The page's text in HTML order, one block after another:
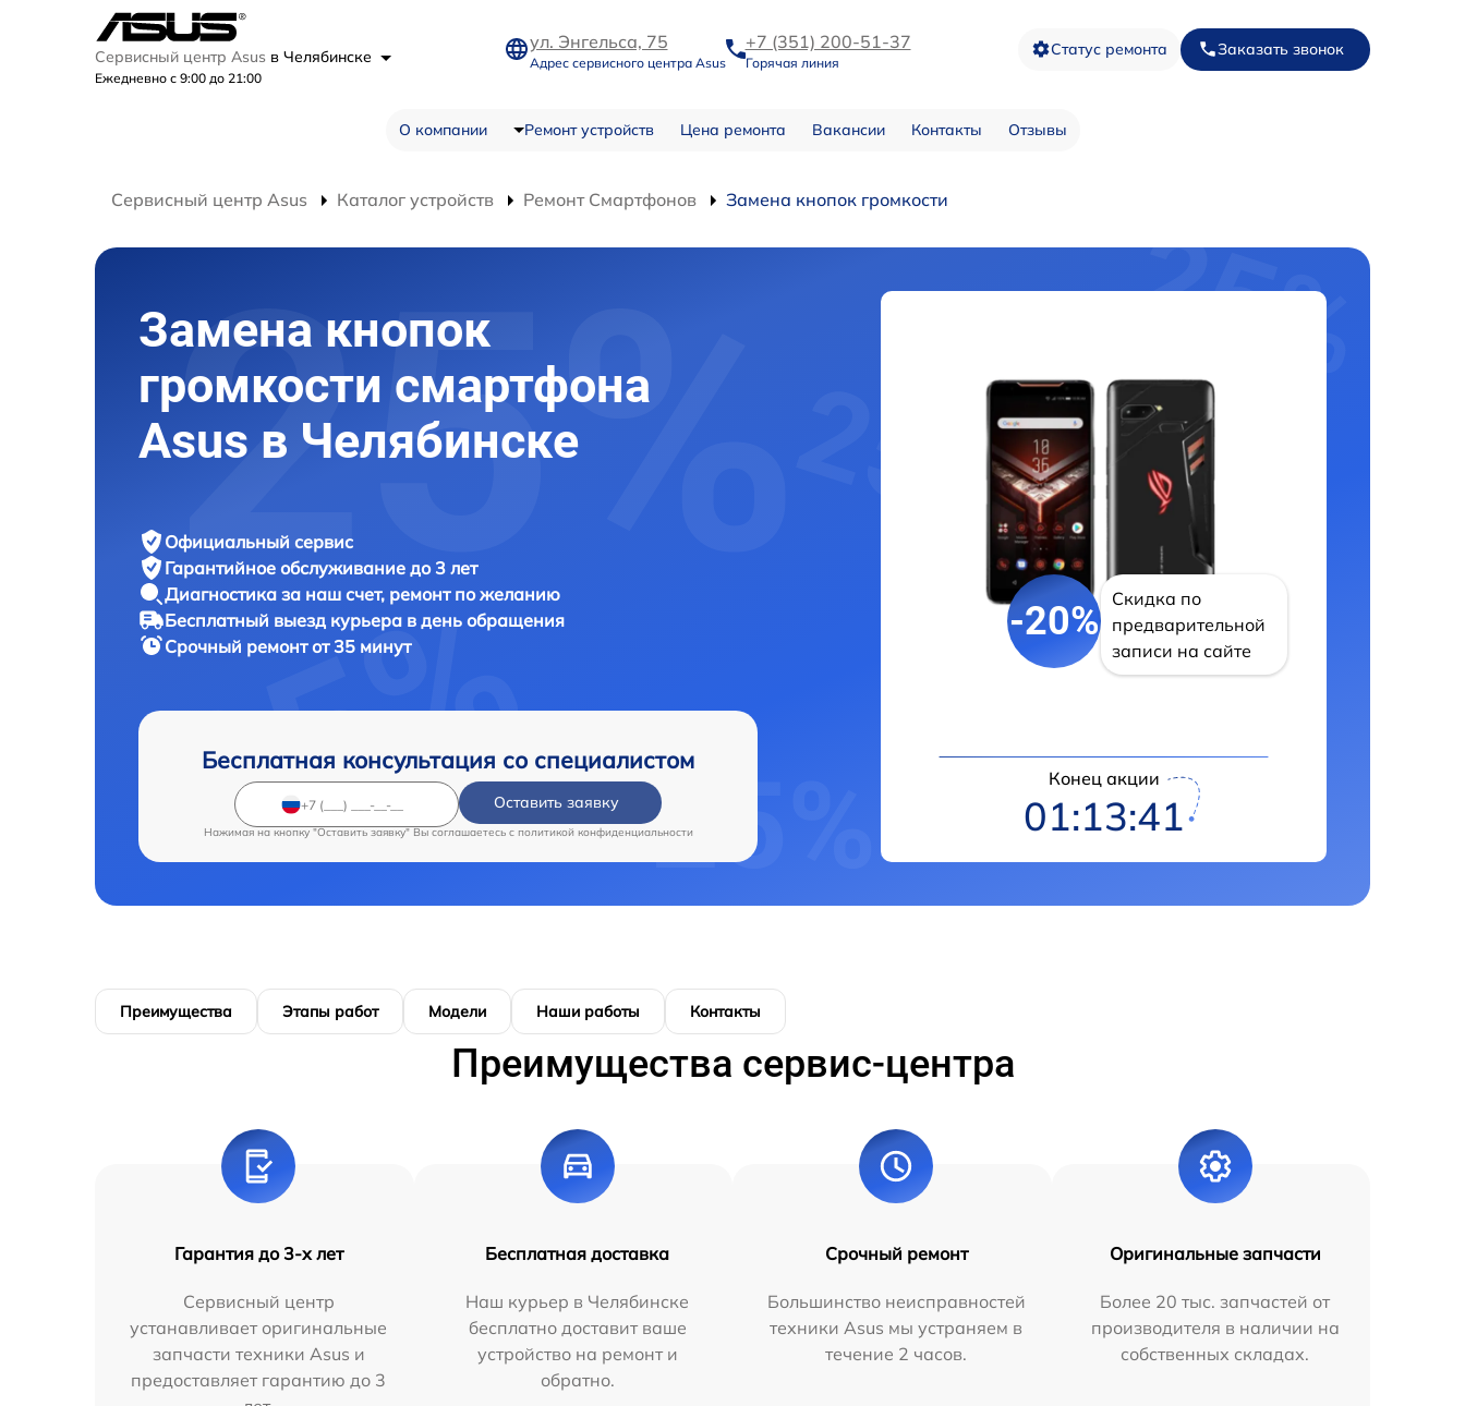
Сервисный центр Asus в Челябинске
Ежедневно с 9:00 до 21:00
ул. Энгельса, 75
Адрес сервисного центра Asus
+7 (351) 200-51-37
Горячая линия
Статус ремонта Заказать звонок
О компании Ремонт устройств Цена ремонта Вакансии Контакты Отзывы
Сервисный центр Asus Каталог устройств Ремонт Смартфонов Замена кнопок громкости
Замена кнопок
громкости смартфона
Asus в Челябинске
Официальный сервис
Гарантийное обслуживание до 3 лет
Диагностика за наш счет, ремонт по желанию
Бесплатный выезд курьера в день обращения
Срочный ремонтот 35 минут
Бесплатная консультация со специалистом
Оставить заявку
Нажимая на кнопку "Оставить заявку" Вы соглашаетесь c политикой конфиденциальности
-20%
Скидка по
предварительной
записи на сайте
Конец акции
01:13:40
Преимущества Этапы работ Модели Наши работы Контакты
Преимущества сервис-центра
Гарантия до 3-х лет
Сервисный центр
устанавливает оригинальные
запчасти техники Asus и
предоставляет гарантию до 3
Бесплатная доставка
Наш курьер в Челябинске
бесплатно доставит ваше
устройство на ремонт и
обратно.
Срочный ремонт
Большинство неисправностей
техники Asus мы устраняем в
течение 2 часов.
Оригинальные запчасти
Более 20 тыс. запчастей от
производителя в наличии на
собственных складах.